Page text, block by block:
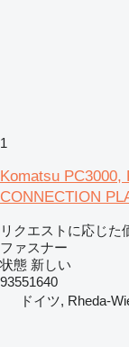
1
Komatsu
CONNECTION
リクエストに応じた
ファスナー
状態 新しい
93551640
ドイツ, Rheda-